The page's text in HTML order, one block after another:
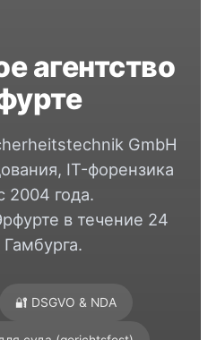
агентство
GmbH
IT-форензика
2004 года.
в течение 24
Гамбурга.
🔐 DSGVO & NDA